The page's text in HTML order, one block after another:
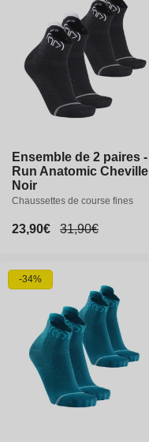
:
Ensemble de 2 paires -
Run Anatomic Cheville
Noir
Chaussettes de course fines
Prix
23,90€
Prix
31,90€
Ensemble de 2 paires -
Run Anatomic Cheville
Noir
Chaussettes de course fines
Prix
23,90€
Prix
31,90€
39-41
42-44
45-47
-34%